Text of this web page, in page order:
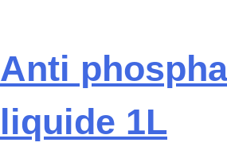
Anti
liquide 1L